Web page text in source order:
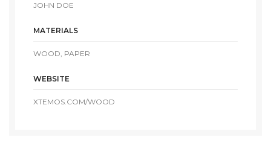
JOHN DOE
MATERIALS
WOOD, PAPER
WEBSITE
XTEMOS.COM/WOOD